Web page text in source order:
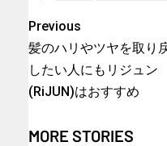
Previous
髪のハリやツヤを取り
したい人にもリジュン
(RiJUN)はおすすめ
MORE STORIES